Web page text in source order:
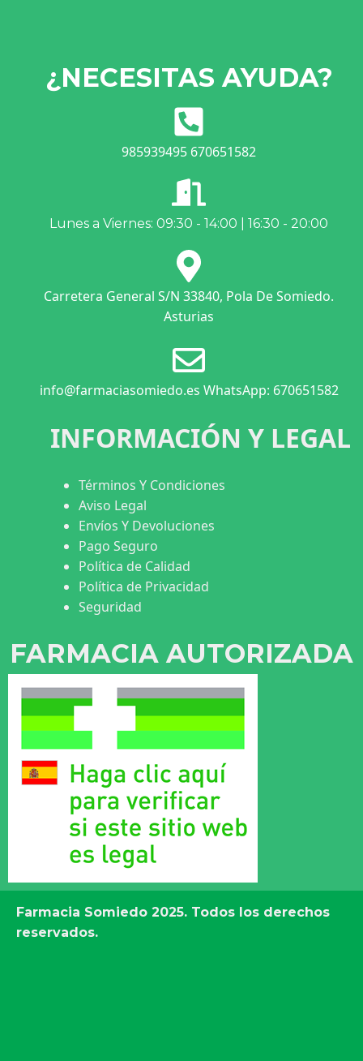
¿NECESITAS AYUDA?
985939495 670651582
Lunes a Viernes: 09:30 - 14:00 | 16:30 - 20:00
Carretera General S/N 33840, Pola De Somiedo.
Asturias
info@farmaciasomiedo.es WhatsApp: 670651582
INFORMACIÓN Y LEGAL
Términos Y Condiciones
Aviso Legal
Envíos Y Devoluciones
Pago Seguro
Política de Calidad
Política de Privacidad
Seguridad
FARMACIA AUTORIZADA
Farmacia Somiedo 2025. Todos los derechos
reservados.